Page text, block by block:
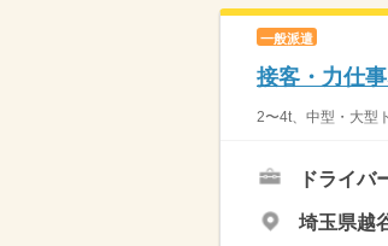
一般派遣
接客・力仕
2〜4t、中型・大型
ドライバ
埼玉県越